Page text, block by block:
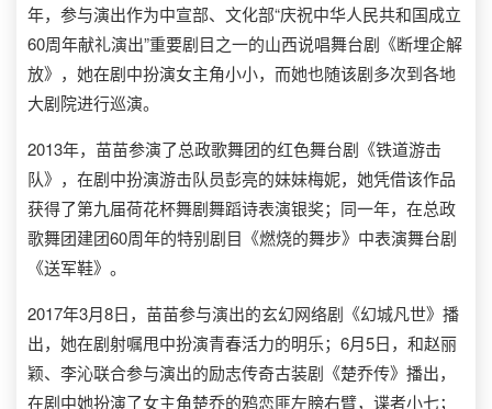
年，参与演出作为中宣部、文化部“庆祝中华人民共和国成立
60周年献礼演出”重要剧目之一的山西说唱舞台剧《断埋企解
放》，她在剧中扮演女主角小小，而她也随该剧多次到各地
大剧院进行巡演。
2013年，苗苗参演了总政歌舞团的红色舞台剧《铁道游击
队》，在剧中扮演游击队员彭亮的妹妹梅妮，她凭借该作品
获得了第九届荷花杯舞剧舞蹈诗表演银奖；同一年，在总政
歌舞团建团60周年的特别剧目《燃烧的舞步》中表演舞台剧
《送军鞋》。
2017年3月8日，苗苗参与演出的玄幻网络剧《幻城凡世》播
出，她在剧射嘱甩中扮演青春活力的明乐；6月5日，和赵丽
颖、李沁联合参与演出的励志传奇古装剧《楚乔传》播出，
在剧中她扮演了女主角楚乔的鸦恋匪左膀右臂，谍者小七；